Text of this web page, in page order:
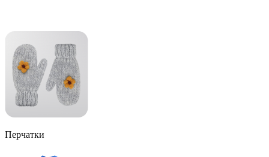
Перчатки